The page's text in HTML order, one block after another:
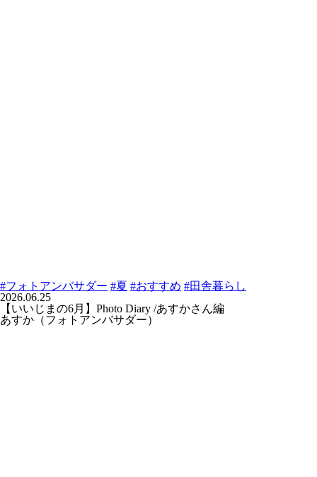
#フォトアンバサダー #夏 #おすすめ #田舎暮らし
2026.06.25
【いいじまの6月】Photo Diary /あすかさん編
あすか（フォトアンバサダー）